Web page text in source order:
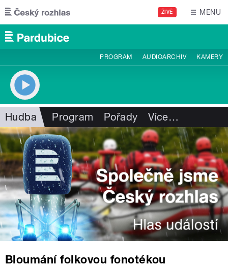
Přejít k hlavnímu obsahu
ŽIVĚ MENU
PROGRAM AUDIOARCHIV KAMERY
Hudba Program Pořady Více…
Bloumání folkovou fonotékou